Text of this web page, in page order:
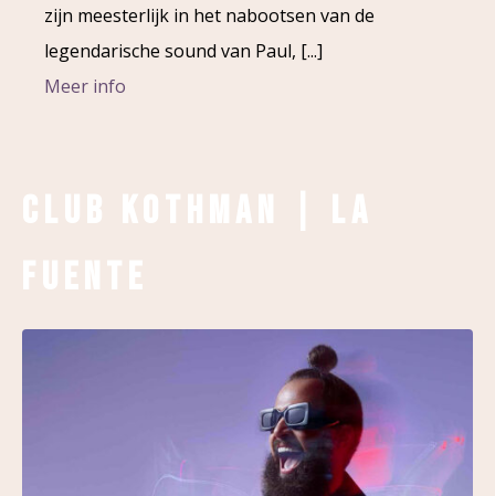
zijn meesterlijk in het nabootsen van de
legendarische sound van Paul, [...]
Meer info
Club Kothman | La
Fuente